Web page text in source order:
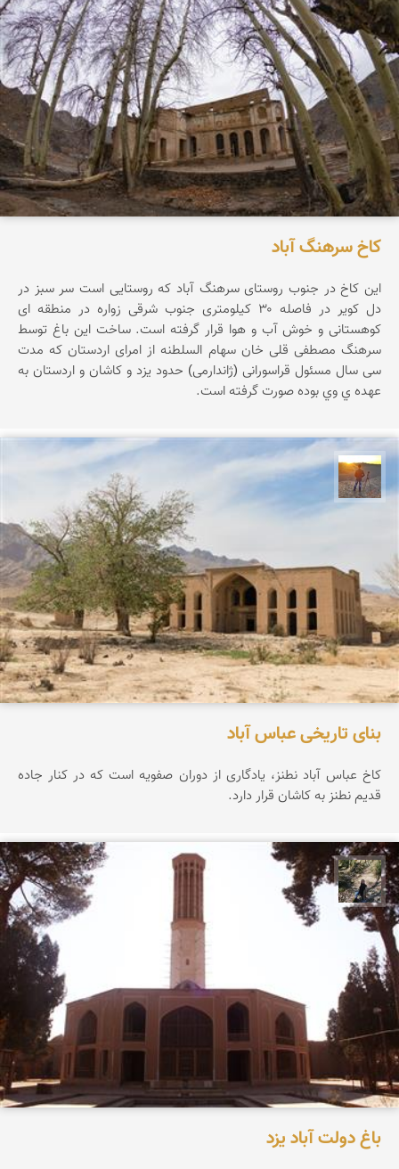
کاخ سرهنگ آباد
این کاخ در جنوب روستای سرهنگ آباد که روستایی است سر سبز در
دل کویر در فاصله ۳۰ کیلومتری جنوب شرقی زواره در منطقه ای
کوهستانی و خوش آب و هوا قرار گرفته است. ساخت این باغ توسط
سرهنگ مصطفی قلی خان سهام السلطنه از امرای اردستان که مدت
سی سال مسئول قراسورانی (ژاندارمی) حدود یزد و کاشان و اردستان به
عهده ي وي بوده صورت گرفته است.
مهدی مخلصیان
بنای تاریخی عباس آباد
کاخ عباس آباد نطنز، یادگاری از دوران صفویه است که در کنار جاده
قدیم نطنز به کاشان قرار دارد.
مونا سلطانی
باغ دولت آباد یزد